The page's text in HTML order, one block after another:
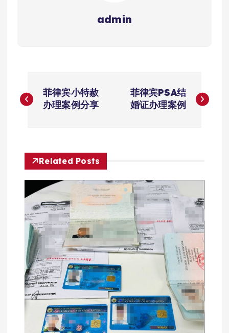
admin
章
航
菲律宾小特赦
办理案例分享
菲律宾PSA结
婚证办理案例
Related Posts